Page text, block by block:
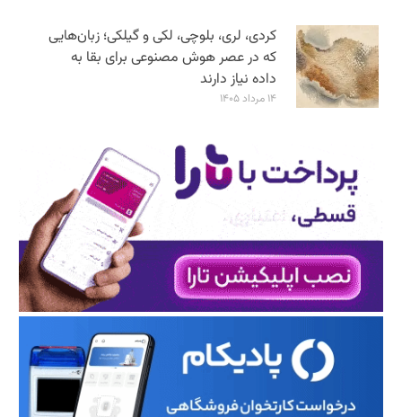
کردی، لری، بلوچی، لکی و گیلکی؛ زبان‌هایی
که در عصر هوش مصنوعی برای بقا به
داده نیاز دارند
۱۴ مرداد ۱۴۰۵